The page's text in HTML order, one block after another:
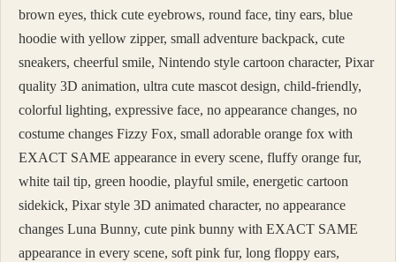
brown eyes, thick cute eyebrows, round face, tiny ears, blue
hoodie with yellow zipper, small adventure backpack, cute
sneakers, cheerful smile, Nintendo style cartoon character, Pixar
quality 3D animation, ultra cute mascot design, child-friendly,
colorful lighting, expressive face, no appearance changes, no
costume changes Fizzy Fox, small adorable orange fox with
EXACT SAME appearance in every scene, fluffy orange fur,
white tail tip, green hoodie, playful smile, energetic cartoon
sidekick, Pixar style 3D animated character, no appearance
changes Luna Bunny, cute pink bunny with EXACT SAME
appearance in every scene, soft pink fur, long floppy ears,